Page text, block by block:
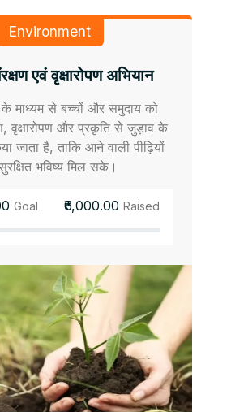
Environment
एवं वृक्षारोपण अभियान
माध्यम से बच्चों और समुदाय को
वृक्षारोपण और प्रकृति से जुड़ाव के
जाता है, ताकि आने वाली पीढ़ियों
भविष्य मिल सके।
Goal ₹6,000.00 Raised